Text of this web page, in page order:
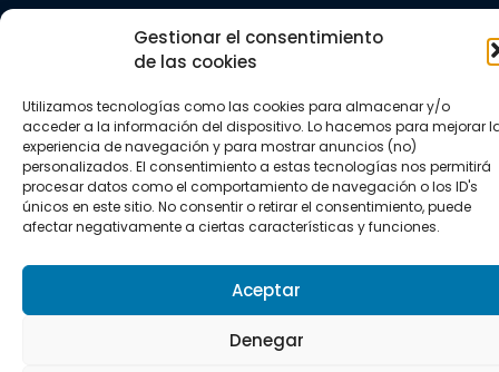
Gestionar el consentimiento
de las cookies
Utilizamos tecnologías como las cookies para almacenar y/o
acceder a la información del dispositivo. Lo hacemos para mejorar
experiencia de navegación y para mostrar anuncios (no)
personalizados. El consentimiento a estas tecnologías nos permitirá
procesar datos como el comportamiento de navegación o los ID's
únicos en este sitio. No consentir o retirar el consentimiento, puede
afectar negativamente a ciertas características y funciones.
Aceptar
Denegar